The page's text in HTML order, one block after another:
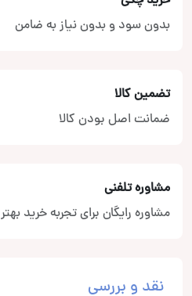
بدون سود و بدون نیاز به ضامن
تضمین کالا
ضمانت اصل بودن کالا
مشاوره تلفنی
مشاوره رایگان برای تجربه خرید بهتر
نقد و بررسی